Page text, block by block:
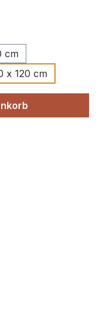
cm
x 120 cm
Wert